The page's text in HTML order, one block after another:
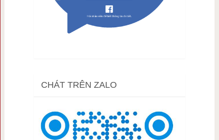
CHÁT TRÊN ZALO